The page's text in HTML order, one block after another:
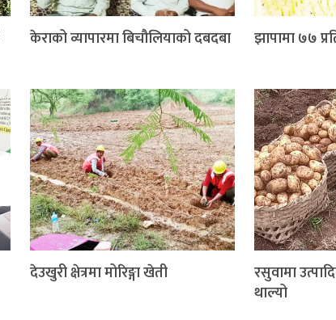
केराको व्यापारमा बिचौलियाको दबदबा झापामा ७७
देउखुरी क्षेत्रमा मोरिङ्गा खेती
रसुवामा
थाल्यो